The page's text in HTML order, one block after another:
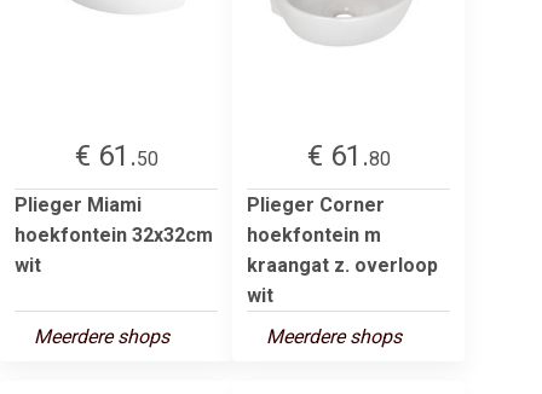
€ 61.50
Plieger Miami
hoekfontein 32x32cm
wit
Meerdere shops
€ 61.80
Plieger Corner
hoekfontein m
kraangat z. overloop
wit
Meerdere shops